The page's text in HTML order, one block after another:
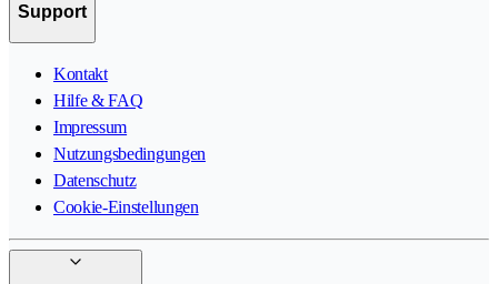
Support
Kontakt
Hilfe & FAQ
Impressum
Nutzungsbedingungen
Datenschutz
Cookie-Einstellungen